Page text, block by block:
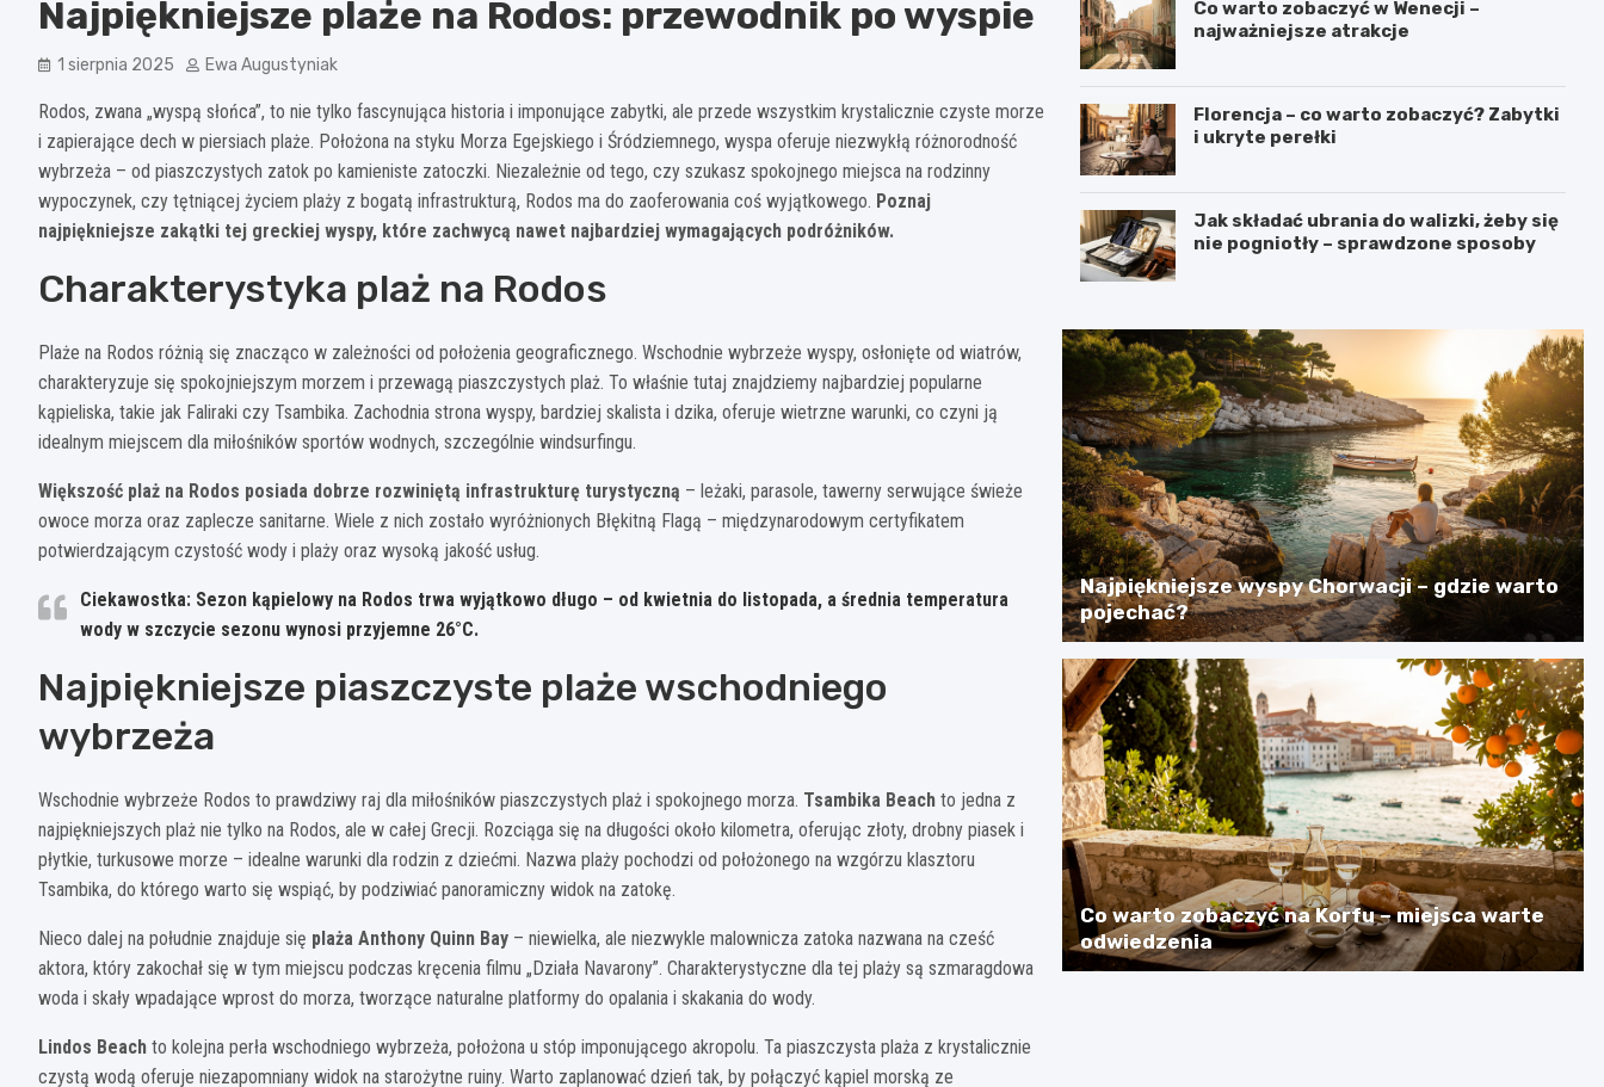
Najpiękniejsze plaże na Rodos: przewodnik po wyspie
1 sierpnia 2025 Ewa Augustyniak
Rodos, zwana „wyspą słońca”, to nie tylko fascynująca historia i imponujące zabytki, ale przede wszystkim krystalicznie czyste morze
i zapierające dech w piersiach plaże. Położona na styku Morza Egejskiego i Śródziemnego, wyspa oferuje niezwykłą różnorodność
wybrzeża – od piaszczystych zatok po kamieniste zatoczki. Niezależnie od tego, czy szukasz spokojnego miejsca na rodzinny
wypoczynek, czy tętniącej życiem plaży z bogatą infrastrukturą, Rodos ma do zaoferowania coś wyjątkowego. Poznaj
najpiękniejsze zakątki tej greckiej wyspy, które zachwycą nawet najbardziej wymagających podróżników.
Charakterystyka plaż na Rodos
Plaże na Rodos różnią się znacząco w zależności od położenia geograficznego. Wschodnie wybrzeże wyspy, osłonięte od wiatrów,
charakteryzuje się spokojniejszym morzem i przewagą piaszczystych plaż. To właśnie tutaj znajdziemy najbardziej popularne
kąpieliska, takie jak Faliraki czy Tsambika. Zachodnia strona wyspy, bardziej skalista i dzika, oferuje wietrzne warunki, co czyni ją
idealnym miejscem dla miłośników sportów wodnych, szczególnie windsurfingu.
Większość plaż na Rodos posiada dobrze rozwiniętą infrastrukturę turystyczną – leżaki, parasole, tawerny serwujące świeże
owoce morza oraz zaplecze sanitarne. Wiele z nich zostało wyróżnionych Błękitną Flagą – międzynarodowym certyfikatem
potwierdzającym czystość wody i plaży oraz wysoką jakość usług.
Ciekawostka: Sezon kąpielowy na Rodos trwa wyjątkowo długo – od kwietnia do listopada, a średnia temperatura
wody w szczycie sezonu wynosi przyjemne 26°C.
Najpiękniejsze piaszczyste plaże wschodniego
wybrzeża
Wschodnie wybrzeże Rodos to prawdziwy raj dla miłośników piaszczystych plaż i spokojnego morza. Tsambika Beach to jedna z
najpiękniejszych plaż nie tylko na Rodos, ale w całej Grecji. Rozciąga się na długości około kilometra, oferując złoty, drobny piasek i
płytkie, turkusowe morze – idealne warunki dla rodzin z dziećmi. Nazwa plaży pochodzi od położonego na wzgórzu klasztoru
Tsambika, do którego warto się wspiąć, by podziwiać panoramiczny widok na zatokę.
Nieco dalej na południe znajduje się plaża Anthony Quinn Bay – niewielka, ale niezwykle malownicza zatoka nazwana na cześć
aktora, który zakochał się w tym miejscu podczas kręcenia filmu „Działa Navarony”. Charakterystyczne dla tej plaży są szmaragdowa
woda i skały wpadające wprost do morza, tworzące naturalne platformy do opalania i skakania do wody.
Lindos Beach to kolejna perła wschodniego wybrzeża, położona u stóp imponującego akropolu. Ta piaszczysta plaża z krystalicznie
czystą wodą oferuje niezapomniany widok na starożytne ruiny. Warto zaplanować dzień tak, by połączyć kąpiel morską ze
Co warto zobaczyć w Wenecji –
najważniejsze atrakcje
Florencja – co warto zobaczyć? Zabytki
i ukryte perełki
Jak składać ubrania do walizki, żeby się
nie pogniotły – sprawdzone sposoby
Najpiękniejsze wyspy Chorwacji – gdzie warto
pojechać?
Co warto zobaczyć na Korfu – miejsca warte
odwiedzenia